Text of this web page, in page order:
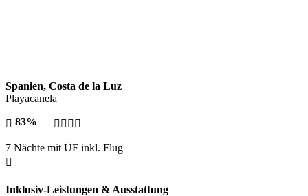
Spanien, Costa de la Luz
Playacanela
83%
7 Nächte mit ÜF inkl. Flug
Inklusiv-Leistungen & Ausstattung